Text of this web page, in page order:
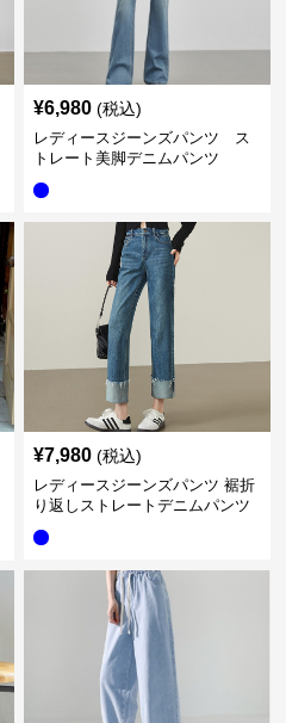
¥6,980 (税込)
レディースジーンズパンツ ス
トレート美脚デニムパンツ
¥7,980 (税込)
レディースジーンズパンツ 裾折
り返しストレートデニムパンツ